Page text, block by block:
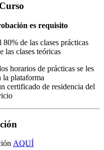
es requisito
de las clases prácticas
las clases teóricas
horarios de prácticas se les
la plataforma
certificado de residencia del
AQUÍ